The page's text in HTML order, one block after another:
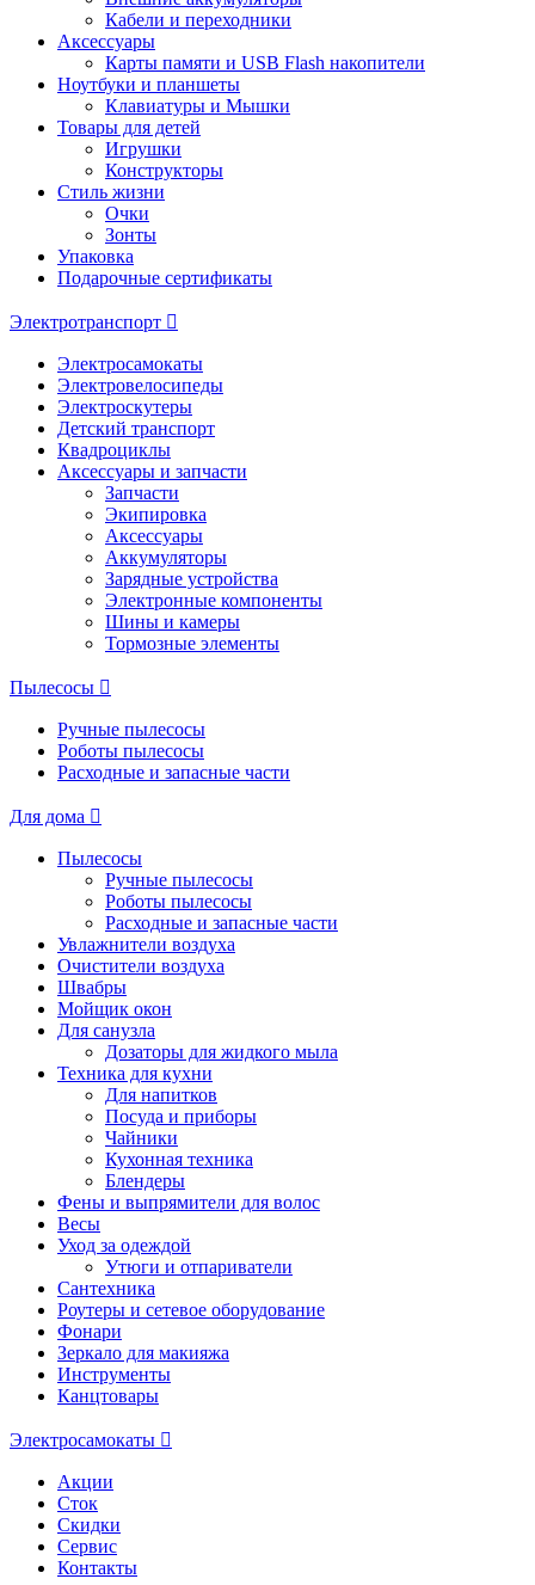
Кабели и переходники
Аксессуары
Карты памяти и USB Flash накопители
Ноутбуки и планшеты
Клавиатуры и Мышки
Товары для детей
Игрушки
Конструкторы
Стиль жизни
Очки
Зонты
Упаковка
Подарочные сертификаты
Электротранспорт
Электросамокаты
Электровелосипеды
Электроскутеры
Детский транспорт
Квадроциклы
Аксессуары и запчасти
Запчасти
Экипировка
Аксессуары
Аккумуляторы
Зарядные устройства
Электронные компоненты
Шины и камеры
Тормозные элементы
Пылесосы
Ручные пылесосы
Роботы пылесосы
Расходные и запасные части
Для дома
Пылесосы
Ручные пылесосы
Роботы пылесосы
Расходные и запасные части
Увлажнители воздуха
Очистители воздуха
Швабры
Мойщик окон
Для санузла
Дозаторы для жидкого мыла
Техника для кухни
Для напитков
Посуда и приборы
Чайники
Кухонная техника
Блендеры
Фены и выпрямители для волос
Весы
Уход за одеждой
Утюги и отпариватели
Сантехника
Роутеры и сетевое оборудование
Фонари
Зеркало для макияжа
Инструменты
Канцтовары
Электросамокаты
Акции
Сток
Скидки
Сервис
Контакты